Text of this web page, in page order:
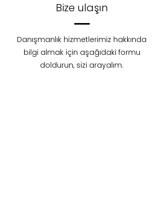
Bize ulaşın
Danışmanlık hizmetlerimiz hakkında
bilgi almak için aşağıdaki formu
doldurun, sizi arayalım.